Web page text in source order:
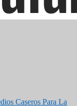
Caseros Para La